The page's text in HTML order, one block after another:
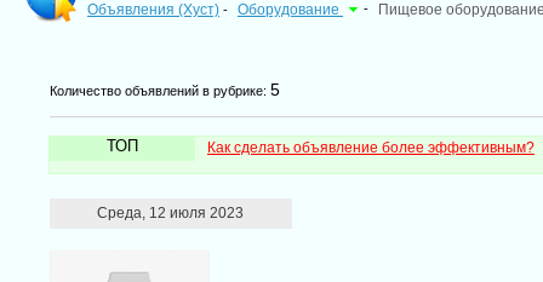
Объявления (Хуст) - Оборудование - Пищевое
Количество объявлений в рубрике: 5
ТОП Как сделать объявление более эффективным?
Среда, 12 июля 2023